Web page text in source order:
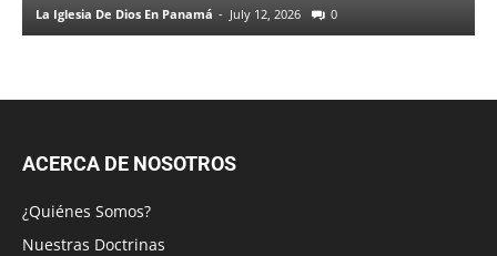
La Iglesia De Dios En Panamá - July 12, 2026 0
ACERCA DE NOSOTROS
¿Quiénes Somos?
Nuestras Doctrinas